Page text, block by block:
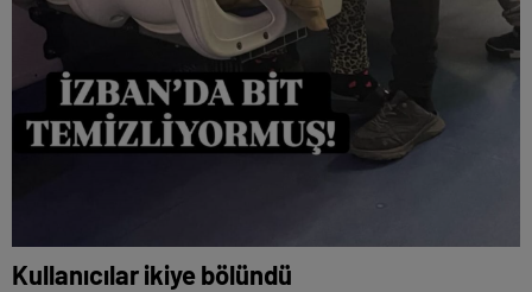
Kullanıcılar ikiye bölündü